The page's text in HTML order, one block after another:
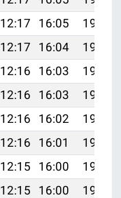
12:17 16:05
19:11
12:17 16:04
19:09
12:16 16:03
19:08
12:16 16:03
19:07
12:16 16:02
19:05
12:16 16:01
19:04
12:15 16:00
19:02
12:15 16:00
19:01